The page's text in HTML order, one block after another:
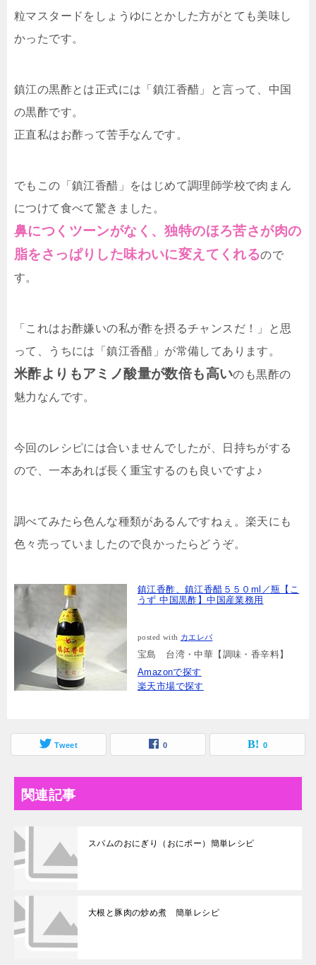
粒マスタードをしょうゆにとかした方がとても美味し
かったです。
鎮江の黒酢とは正式には「鎮江香醋」と言って、中国
の黒酢です。
正直私はお酢って苦手なんです。
でもこの「鎮江香醋」をはじめて調理師学校で肉まん
につけて食べて驚きました。
鼻につくツーンがなく、独特のほろ苦さが肉の
脂をさっぱりした味わいに変えてくれるので
す。
「これはお酢嫌いの私が酢を摂るチャンスだ！」と思
って、うちには「鎮江香醋」が常備してあります。
米酢よりもアミノ酸量が数倍も高いのも黒酢の
魅力なんです。
今回のレシピには合いませんでしたが、日持ちがする
ので、一本あれば長く重宝するのも良いですよ♪
調べてみたら色んな種類があるんですねぇ。楽天にも
色々売っていましたので良かったらどうぞ。
鎮江香酢、鎮江香醋５５０ml／瓶【こ
うず 中国黒酢】中国産業務用
posted with カエレバ
宝島 台湾・中華【調味・香辛料】
Amazonで探す
楽天市場で探す
Tweet 0 0
関連記事
スパムのおにぎり（おにポー）簡単レシピ
大根と豚肉の炒め煮 簡単レシピ